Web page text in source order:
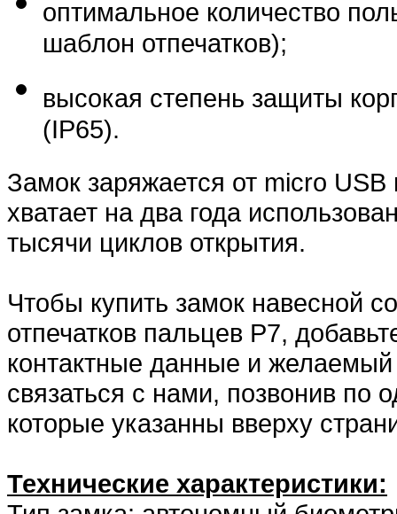
оптимальное количество
шаблон отпечатков);
высокая степень защиты
(IP65).
Замок заряжается от micro
хватает на два года
тысячи циклов открытия.
Чтобы купить замок навесной
отпечатков пальцев Р7,
контактные данные и
связаться с нами, позвонив
которые указанны вверху
Технические характеристики: